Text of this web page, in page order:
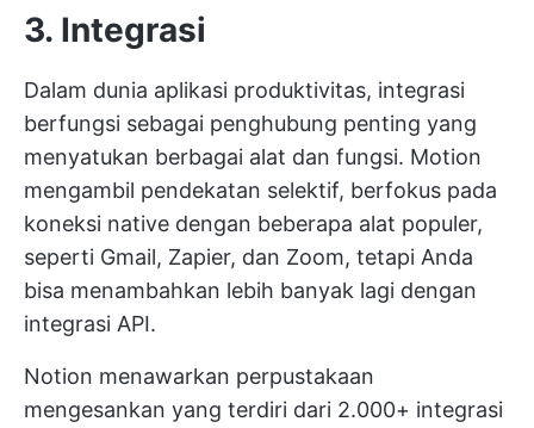
3. Integrasi
Dalam dunia aplikasi produktivitas, integrasi
berfungsi sebagai penghubung penting yang
menyatukan berbagai alat dan fungsi. Motion
mengambil pendekatan selektif, berfokus pada
koneksi native dengan beberapa alat populer,
seperti Gmail, Zapier, dan Zoom, tetapi Anda
bisa menambahkan lebih banyak lagi dengan
integrasi API.
Notion menawarkan perpustakaan
mengesankan yang terdiri dari 2.000+ integrasi